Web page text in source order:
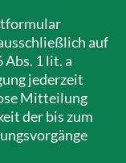
auf
1 lit. a
jederzeit
Mitteilung
der bis zum